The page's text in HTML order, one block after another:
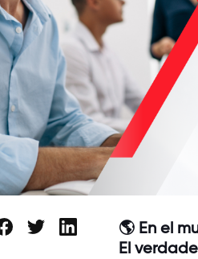
🌎 En el
El